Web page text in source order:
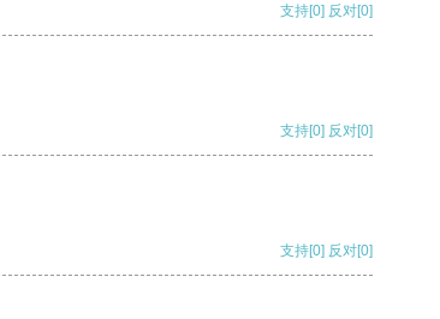
支持[0] 反对[0]
支持[0] 反对[0]
支持[0] 反对[0]